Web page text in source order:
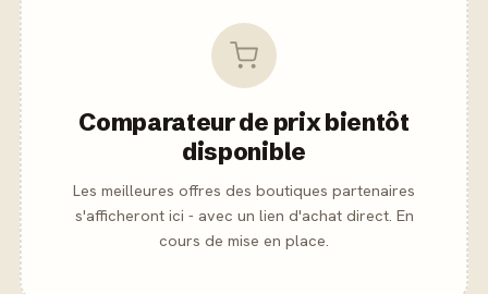
Comparateur de prix bientôt
disponible
Les meilleures offres des boutiques partenaires
s'afficheront ici - avec un lien d'achat direct. En
cours de mise en place.